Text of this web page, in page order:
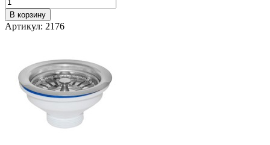
В корзину
Артикул: 2176